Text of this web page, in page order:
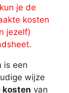
je de
kosten
jezelf)
is een
wijze
kosten van